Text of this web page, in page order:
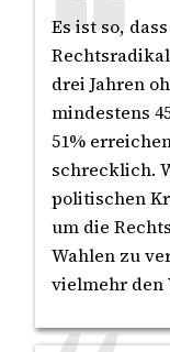
Es ist so,
drei Jahren
mindestens
51%
schrecklich.
politischen
um die
Wahlen zu
vielmehr den